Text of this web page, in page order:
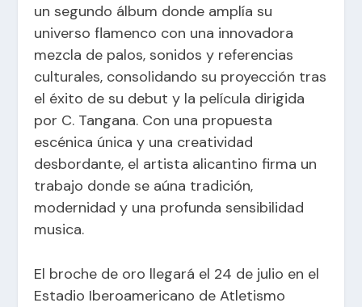
un segundo álbum donde amplía su
universo flamenco con una innovadora
mezcla de palos, sonidos y referencias
culturales, consolidando su proyección tras
el éxito de su debut y la película dirigida
por C. Tangana. Con una propuesta
escénica única y una creatividad
desbordante, el artista alicantino firma un
trabajo donde se aúna tradición,
modernidad y una profunda sensibilidad
musica.
El broche de oro llegará el 24 de julio en el
Estadio Iberoamericano de Atletismo